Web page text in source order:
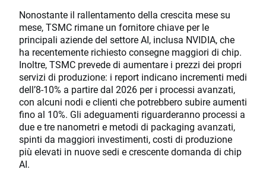
Nonostante il rallentamento della crescita mese su
mese, TSMC rimane un fornitore chiave per le
principali aziende del settore AI, inclusa NVIDIA, che
ha recentemente richiesto consegne maggiori di chip.
Inoltre, TSMC prevede di aumentare i prezzi dei propri
servizi di produzione: i report indicano incrementi medi
dell’8-10% a partire dal 2026 per i processi avanzati,
con alcuni nodi e clienti che potrebbero subire aumenti
fino al 10%. Gli adeguamenti riguarderanno processi a
due e tre nanometri e metodi di packaging avanzati,
spinti da maggiori investimenti, costi di produzione
più elevati in nuove sedi e crescente domanda di chip
AI.